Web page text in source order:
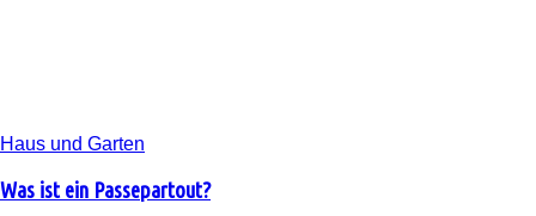
Haus und Garten
Was ist ein Passepartout?